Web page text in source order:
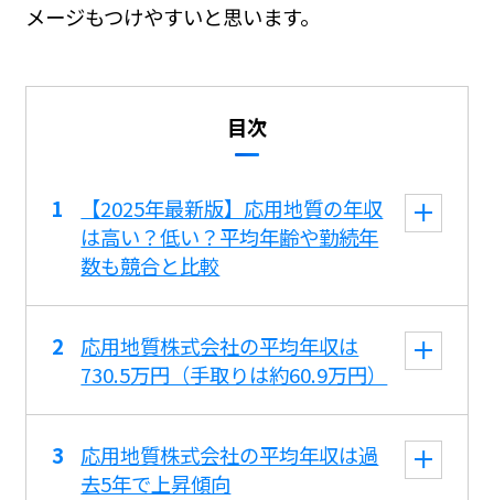
メージもつけやすいと思います。
目次
【2025年最新版】応用地質の年収
は高い？低い？平均年齢や勤続年
数も競合と比較
応用地質株式会社の平均年収は
730.5万円（手取りは約60.9万円）
応用地質株式会社の平均年収は過
去5年で上昇傾向